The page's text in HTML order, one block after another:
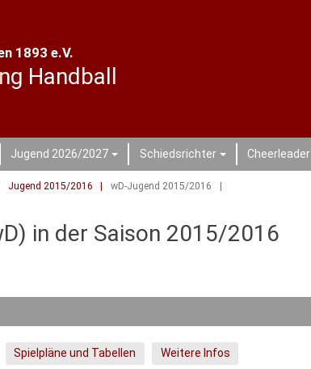
1893 e.V.
Handball
+
Jugend 2026/2027
+
Schiedsrichter Cheerleader
Jugend 2015/2016 wD-Jugend 2015/2016
in der Saison 2015/2016
Spielpläne und Tabellen Weitere Infos